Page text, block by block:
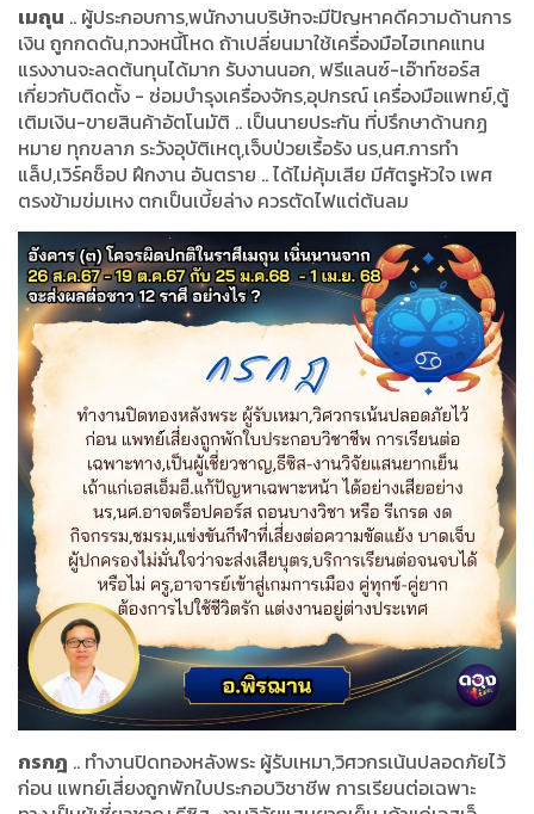
เมถุน .. ผู้ประกอบการ,พนักงานบริษัทจะมีปัญหาคดีความด้านการ
เงิน ถูกกดดัน,ทวงหนี้โหด ถ้าเปลี่ยนมาใช้เครื่องมือไฮเทคแทน
แรงงานจะลดต้นทุนได้มาก รับงานนอก, ฟรีแลนซ์-เอ๊าท์ซอร์ส
เกี่ยวกับติดตั้ง - ซ่อมบำรุงเครื่องจักร,อุปกรณ์ เครื่องมือแพทย์,ตู้
เติมเงิน-ขายสินค้าอัตโนมัติ .. เป็นนายประกัน ที่ปรึกษาด้านกฏ
หมาย ทุกขลาภ ระวังอุบัติเหตุ,เจ็บป่วยเรื้อรัง นร,นศ.การทำ
แล็ป,เวิร์คช็อป ฝึกงาน อันตราย .. ได้ไม่คุ้มเสีย มีศัตรูหัวใจ เพศ
ตรงข้ามข่มเหง ตกเป็นเบี้ยล่าง ควรตัดไฟแต่ต้นลม
กรกฎ .. ทำงานปิดทองหลังพระ ผู้รับเหมา,วิศวกรเน้นปลอดภัยไว้
ก่อน แพทย์เสี่ยงถูกพักใบประกอบวิชาชีพ การเรียนต่อเฉพาะ